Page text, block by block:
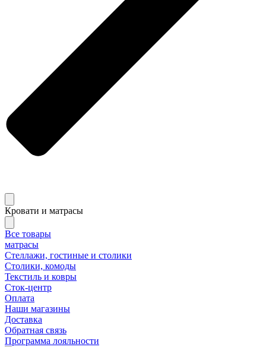
Кровати и матрасы
Все товары
матрасы
Стеллажи, гостиные и столики
Столики, комоды
Текстиль и ковры
Сток-центр
Оплата
Наши магазины
Доставка
Обратная связь
Программа лояльности